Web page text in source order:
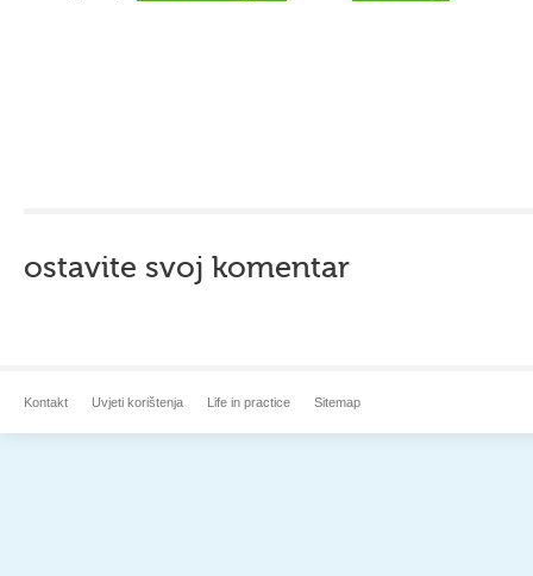
ostavite svoj komentar
Kontakt Uvjeti korištenja Life in practice Sitemap